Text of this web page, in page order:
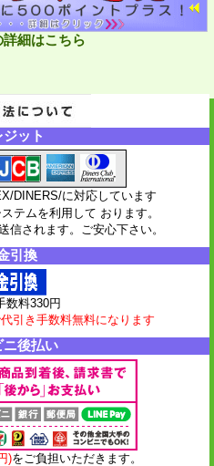
細はこちら
ジット
DINERS/に対応しています
テムを利用して おります。
信されます。ご安心下さい。
引換
数料330円
引き手数料無料になります
ニ後払い
)をご負担いただきます。